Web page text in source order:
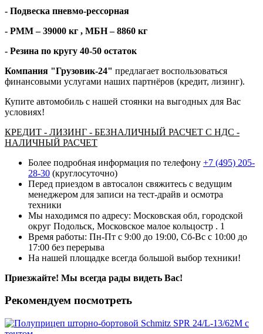
- Подвеска пневмо-рессорная
- РММ – 39000 кг , МБН – 8860 кг
- Резина по кругу 40-50 остаток
Компания "Грузовик-24" предлагает воспользоваться
финансовыми услугами наших партнёров (кредит, лизинг).
Купите автомобиль с нашей стоянки на выгодных для Вас
условиях!
КРЕДИТ - ЛИЗИНГ - БЕЗНАЛИЧНЫЙ РАСЧЕТ С НДС -
НАЛИЧНЫЙ РАСЧЕТ
Более подробная информация по телефону +7 (495) 205-
28-30 (круглосуточно)
Перед приездом в автосалон свяжитесь с ведущим
менеджером для записи на тест-драйв и осмотра
техники
Мы находимся по адресу: Московская обл, городской
округ Подольск, Московское малое кольцостр . 1
Время работы: Пн-Пт с 9:00 до 19:00, Сб-Вс с 10:00 до
17:00 без перерыва
На нашей площадке всегда большой выбор техники!
Приезжайте! Мы всегда рады видеть Вас!
Рекомендуем посмотреть